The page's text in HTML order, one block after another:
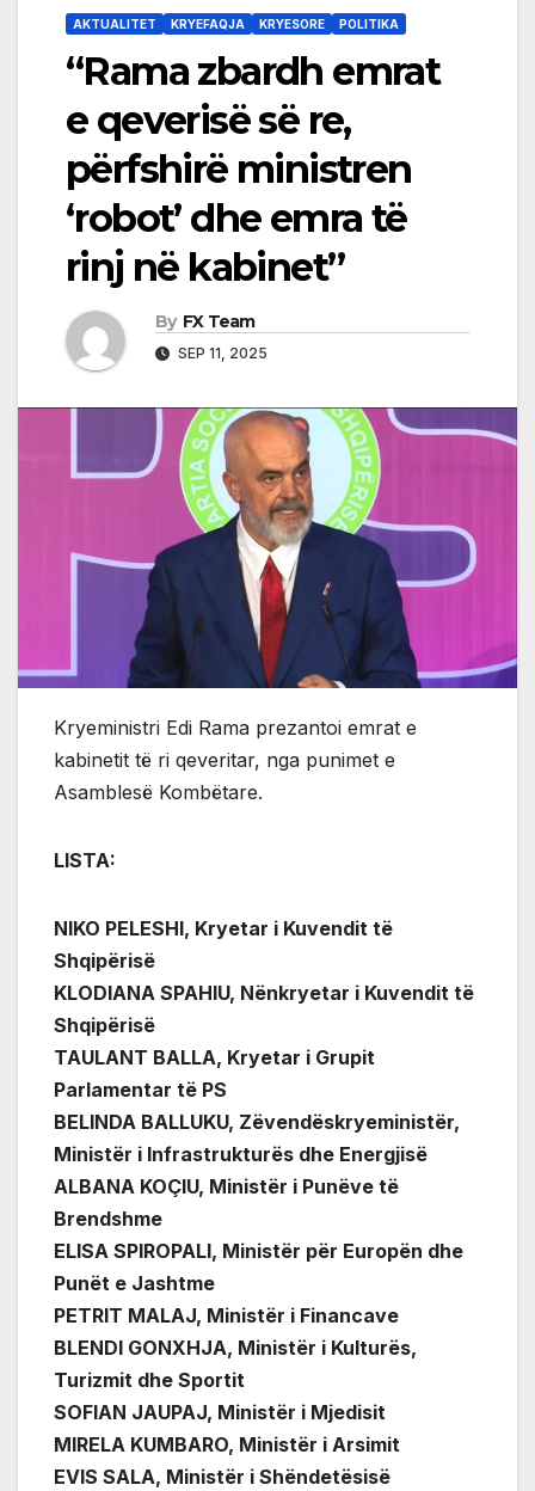
AKTUALITET KRYEFAQJA KRYESORE POLITIKA
“Rama zbardh emrat
e qeverisë së re,
përfshirë ministren
‘robot’ dhe emra të
rinj në kabinet”
By FX Team
SEP 11, 2025
Kryeministri Edi Rama prezantoi emrat e
kabinetit të ri qeveritar, nga punimet e
Asamblesë Kombëtare.
LISTA:
NIKO PELESHI, Kryetar i Kuvendit të
Shqipërisë
KLODIANA SPAHIU, Nënkryetar i Kuvendit të
Shqipërisë
TAULANT BALLA, Kryetar i Grupit
Parlamentar të PS
BELINDA BALLUKU, Zëvendëskryeministër,
Ministër i Infrastrukturës dhe Energjisë
ALBANA KOÇIU, Ministër i Punëve të
Brendshme
ELISA SPIROPALI, Ministër për Europën dhe
Punët e Jashtme
PETRIT MALAJ, Ministër i Financave
BLENDI GONXHJA, Ministër i Kulturës,
Turizmit dhe Sportit
SOFIAN JAUPAJ, Ministër i Mjedisit
MIRELA KUMBARO, Ministër i Arsimit
EVIS SALA, Ministër i Shëndetësisë